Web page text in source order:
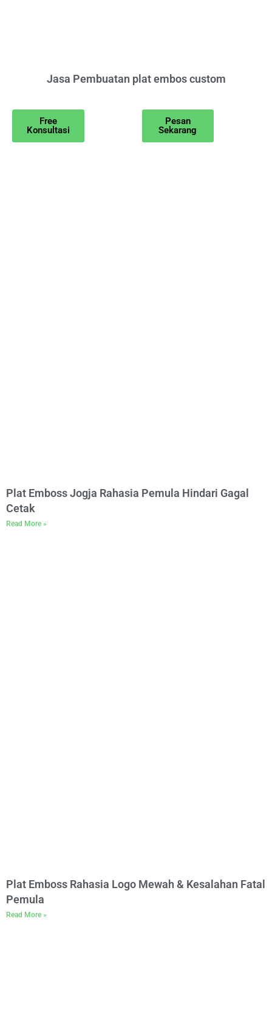
Jasa Pembuatan plat embos custom
Free
Konsultasi
Pesan
Sekarang
Plat Emboss Jogja Rahasia Pemula Hindari Gagal
Cetak
Read More »
Plat Emboss Rahasia Logo Mewah & Kesalahan Fatal
Pemula
Read More »